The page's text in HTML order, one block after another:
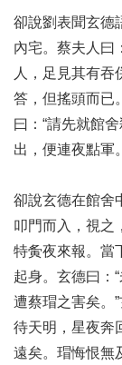
卻說劉表聞玄德
內宅。蔡夫人曰
人，足見其有吞
答，但搖頭而已
曰：“請先就館
出，便連夜點軍。
卻說玄德在館舍
叩門而入，視之
特夤夜來報。當
起身。玄德曰：
遭蔡瑁之害矣。
待天明，星夜奔
遠矣。瑁悔恨無